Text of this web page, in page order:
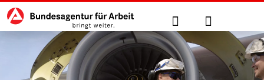
zu den Hauptinhalten springen
Hauptnavigation Suche Anmelden